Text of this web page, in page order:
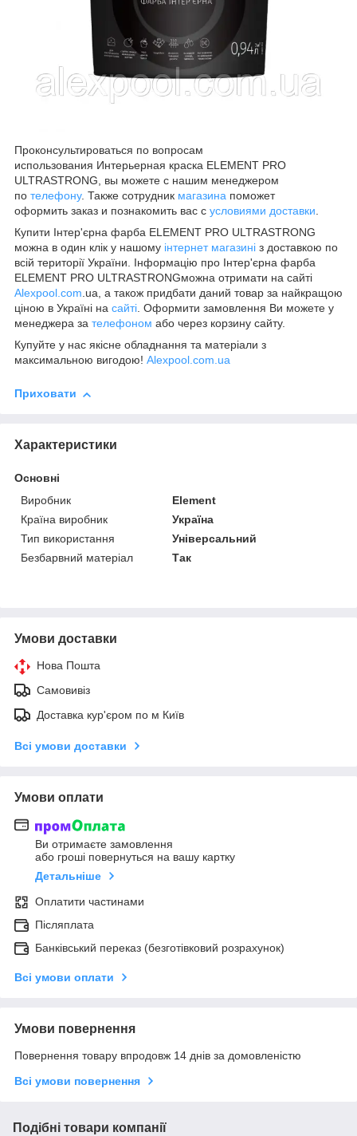
Проконсультироваться по вопросам
использования Интерьерная краска ELEMENT PRO
ULTRASTRONG, вы можете с нашим менеджером
по телефону. Также сотрудник магазина поможет
оформить заказ и познакомить вас с условиями доставки.
Купити Інтер'єрна фарба ELEMENT PRO ULTRASTRONG
можна в один клік у нашому інтернет магазині з доставкою по
всій території України. Інформацію про Інтер'єрна фарба
ELEMENT PRO ULTRASTRONGможна отримати на сайті
Alexpool.com.ua, а також придбати даний товар за найкращою
ціною в Україні на сайті. Оформити замовлення Ви можете у
менеджера за телефоном або через корзину сайту.
Купуйте у нас якісне обладнання та матеріали з
максимальною вигодою! Alexpool.com.ua
Приховати
Характеристики
Основні
Виробник
Element
Країна виробник
Україна
Тип використання
Універсальний
Безбарвний матеріал
Так
Умови доставки
Нова Пошта
Самовивіз
Доставка кур'єром по м Київ
Всі умови доставки
Умови оплати
Ви отримаєте замовлення
або гроші повернуться на вашу картку
Детальніше
Оплатити частинами
Післяплата
Банківський переказ (безготівковий розрахунок)
Всі умови оплати
Умови повернення
Повернення товару впродовж 14 днів за домовленістю
Всі умови повернення
Подібні товари компанії